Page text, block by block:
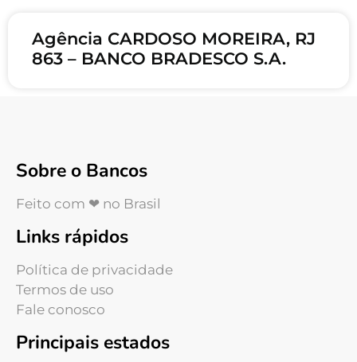
Agência CARDOSO MOREIRA, RJ
863 – BANCO BRADESCO S.A.
Sobre o Bancos
Feito com ❤ no Brasil
Links rápidos
Política de privacidade
Termos de uso
Fale conosco
Principais estados